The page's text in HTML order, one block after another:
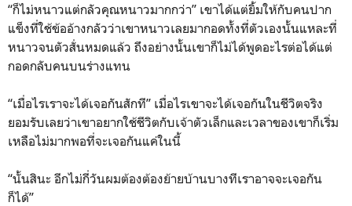
“ก็ไม่หนาวแต่กลัวคุณหนาวมากกว่า” เขาได้แต่ยิ้มให้กับคนปาก
แข็งที่ใช้ข้ออ้างกลัวว่าเขาหนาวเลยมากอดทั้งที่ตัวเองนั้นแหละที่
หนาวจนตัวสั่นหมดแล้ว ถึงอย่างนั้นเขาก็ไม่ได้พูดอะไรต่อได้แต่
กอดกลับคนบนร่างแทน
“เมื่อไรเราจะได้เจอกันสักที” เมื่อไรเขาจะได้เจอกันในชีวิตจริง
ยอมรับเลยว่าเขาอยากใช้ชีวิตกับเจ้าตัวเล็กและเวลาของเขาก็เริ่ม
เหลือไม่มากพอที่จะเจอกันแค่ในนี้
“นั้นสินะ อีกไม่กี่วันผมต้องต้องย้ายบ้านบางทีเราอาจจะเจอกัน
ก็ได้”